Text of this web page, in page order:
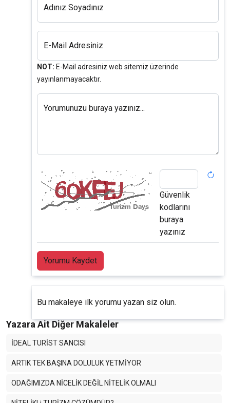
Adınız Soyadınız
E-Mail Adresiniz
NOT: E-Mail adresiniz web sitemiz üzerinde
yayınlanmayacaktır.
Yorumunuzu buraya yazınız...
Güvenlik
kodlarını
buraya
yazınız
Yorumu Kaydet
Bu makaleye ilk yorumu yazan siz olun.
Yazara Ait Diğer Makaleler
İDEAL TURİST SANCISI
ARTIK TEK BAŞINA DOLULUK YETMİYOR
ODAĞIMIZDA NİCELİK DEĞİL NİTELİK OLMALI